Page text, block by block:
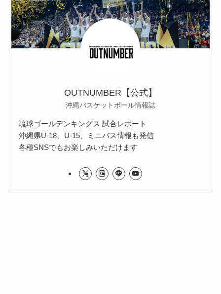
OUTNUMBER【公式】
沖縄バスケットボール情報誌
琉球ゴールデンキングス 試合レポート
沖縄県U-18、U-15、ミニバス情報も発信
各種SNSでもお楽しみいただけます